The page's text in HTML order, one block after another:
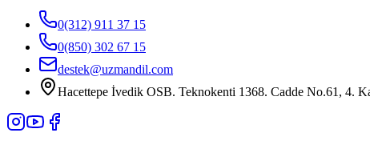
0(312) 911 37 15
0(850) 302 67 15
destek@uzmandil.com
Hacettepe İvedik OSB. Teknokenti 1368. Cadde No.61, 4.